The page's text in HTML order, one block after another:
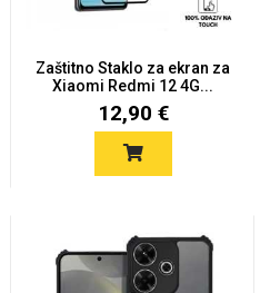
Zaštitno Staklo za ekran za
Xiaomi Redmi 12 4G...
12,90 €
Feel Good
Preklopne maskice